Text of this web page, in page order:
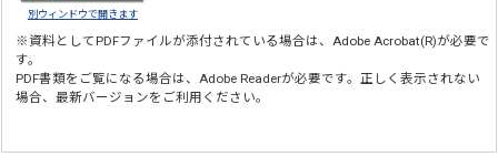
別ウィンドウで開きます
※資料としてPDFファイルが添付されている場合は、Adobe Acrobat(R)が必要で
す。
PDF書類をご覧になる場合は、Adobe Readerが必要です。正しく表示されない
場合、最新バージョンをご利用ください。